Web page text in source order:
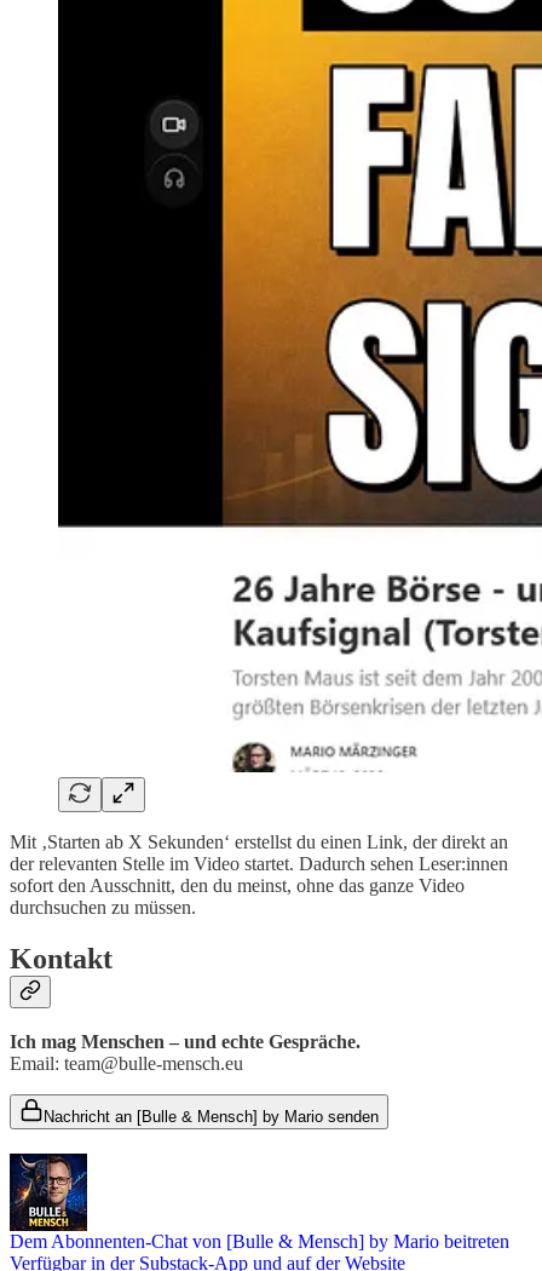
Mit ‚Starten ab X Sekunden‘ erstellst du einen Link, der direkt an
der relevanten Stelle im Video startet. Dadurch sehen Leser:innen
sofort den Ausschnitt, den du meinst, ohne das ganze Video
durchsuchen zu müssen.
Kontakt
Ich mag Menschen – und echte Gespräche.
Email: team@bulle-mensch.eu
Nachricht an [Bulle & Mensch] by Mario senden
Dem Abonnenten-Chat von [Bulle & Mensch] by Mario beitreten
Verfügbar in der Substack-App und auf der Website